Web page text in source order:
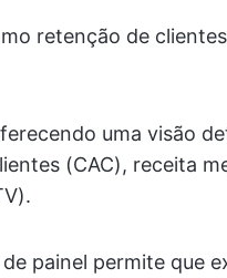
retenção de
uma visão
(CAC), receita
painel permite que